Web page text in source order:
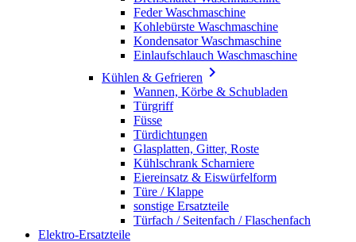
Feder Waschmaschine
Kohlebürste Waschmaschine
Kondensator Waschmaschine
Einlaufschlauch Waschmaschine
Kühlen & Gefrieren 
Wannen, Körbe & Schubladen
Türgriff
Füsse
Türdichtungen
Glasplatten, Gitter, Roste
Kühlschrank Scharniere
Eiereinsatz & Eiswürfelform
Türe / Klappe
sonstige Ersatzteile
Türfach / Seitenfach / Flaschenfach
Elektro-Ersatzteile